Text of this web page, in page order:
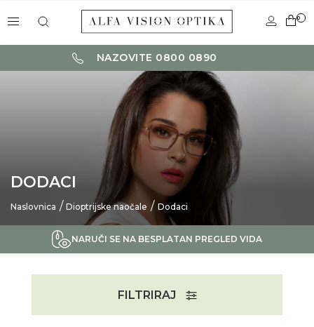
0
NAZOVITE 0800 0890
DODACI
Naslovnica Dioptrijske naočale Dodaci
NARUČI SE NA BESPLATAN PREGLED VIDA
FILTRIRAJ